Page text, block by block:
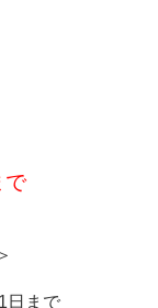
で
日まで